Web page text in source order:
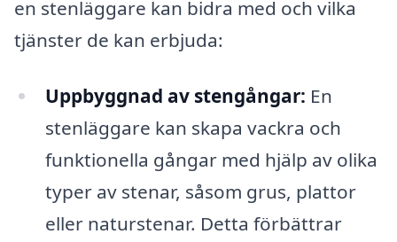
en stenläggare kan bidra med och vilka
tjänster de kan erbjuda:
Uppbyggnad av stengångar: En
stenläggare kan skapa vackra och
funktionella gångar med hjälp av olika
typer av stenar, såsom grus, plattor
eller naturstenar. Detta förbättrar